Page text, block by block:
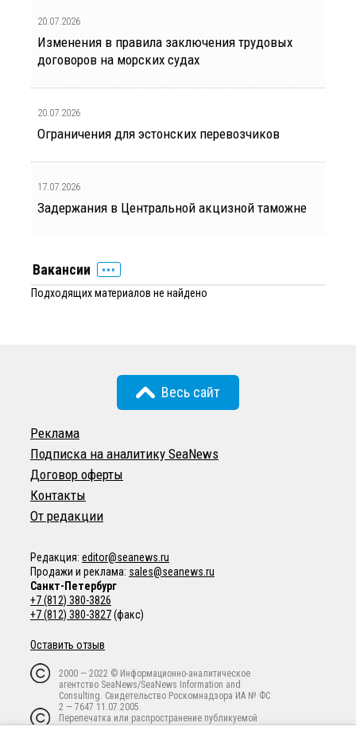
20.07.2026
Изменения в правила заключения трудовых
договоров на морских судах
20.07.2026
Ограничения для эстонских перевозчиков
17.07.2026
Задержания в Центральной акцизной таможне
Вакансии
Подходящих материалов не найдено
Весь сайт
Реклама
Подписка на аналитику SeaNews
Договор оферты
Контакты
От редакции
Редакция: editor@seanews.ru
Продажи и реклама: sales@seanews.ru
Санкт-Петербург
+7 (812) 380-3826
+7 (812) 380-3827(факс)
Оставить отзыв
2000 — 2022 © Информационно-аналитическое
агентство SeaNews/SeaNews Information and
Consulting. Свидетельство Роскомнадзора ИА № ФС
2 — 7647 11.07.2005.
Перепечатка или распространение публикуемой